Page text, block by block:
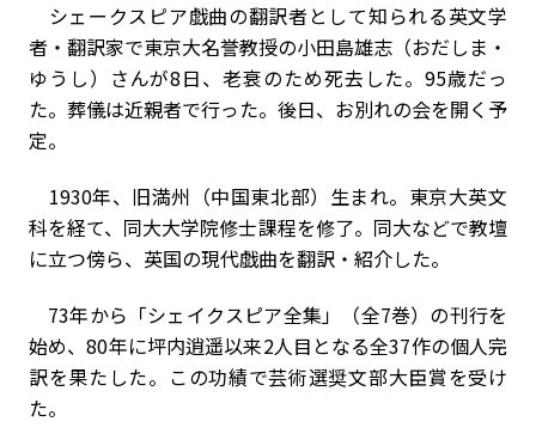
シェークスピア戯曲の翻訳者として知られる英文学
者・翻訳家で東京大名誉教授の小田島雄志（おだしま・
ゆうし）さんが8日、老衰のため死去した。95歳だっ
た。葬儀は近親者で行った。後日、お別れの会を開く予
定。
1930年、旧満州（中国東北部）生まれ。東京大英文
科を経て、同大大学院修士課程を修了。同大などで教壇
に立つ傍ら、英国の現代戯曲を翻訳・紹介した。
73年から「シェイクスピア全集」（全7巻）の刊行を
始め、80年に坪内逍遥以来2人目となる全37作の個人完
訳を果たした。この功績で芸術選奨文部大臣賞を受け
た。